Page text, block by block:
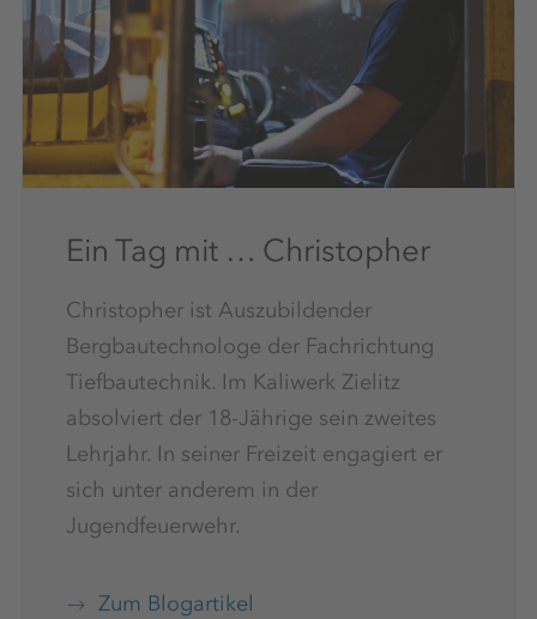
Ein Tag mit … Christopher
Christopher ist Auszubildender
Bergbautechnologe der Fachrichtung
Tiefbautechnik. Im Kaliwerk Zielitz
absolviert der 18-Jährige sein zweites
Lehrjahr. In seiner Freizeit engagiert er
sich unter anderem in der
Jugendfeuerwehr.
Zum Blogartikel